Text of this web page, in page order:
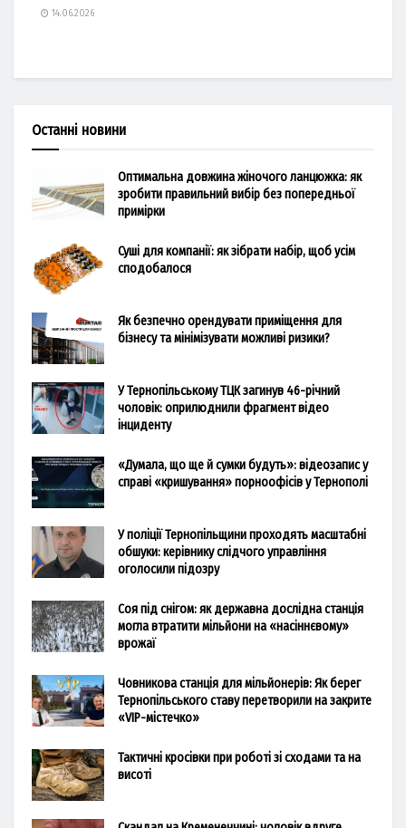
14.06.2026
Останні новини
Оптимальна довжина жіночого ланцюжка: як
зробити правильний вибір без попередньої
примірки
Суші для компанії: як зібрати набір, щоб усім
сподобалося
Як безпечно орендувати приміщення для
бізнесу та мінімізувати можливі ризики?
У Тернопільському ТЦК загинув 46-річний
чоловік: оприлюднили фрагмент відео
інциденту
«Думала, що ще й сумки будуть»: відеозапис у
справі «кришування» порноофісів у Тернополі
У поліції Тернопільщини проходять масштабні
обшуки: керівнику слідчого управління
оголосили підозру
Соя під снігом: як державна дослідна станція
могла втратити мільйони на «насіннєвому»
врожаї
Човникова станція для мільйонерів: Як берег
Тернопільського ставу перетворили на закрите
«VIP-містечко»
Тактичні кросівки при роботі зі сходами та на
висоті